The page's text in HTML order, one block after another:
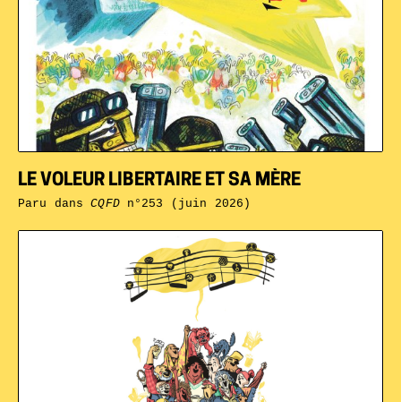
LE VOLEUR LIBERTAIRE ET SA MÈRE
Paru dansCQFDn°253 (juin 2026)